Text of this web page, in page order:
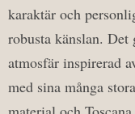
karaktär och
robusta känslan. Det
atmosfär inspirerad
med sina många